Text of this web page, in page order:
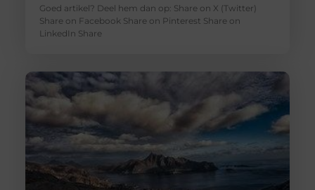
Goed artikel? Deel hem dan op: Share on X (Twitter)
Share on Facebook Share on Pinterest Share on
LinkedIn Share